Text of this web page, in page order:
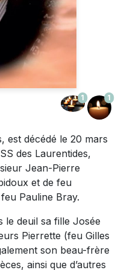
1 1
est décédé le 20 mars
des Laurentides,
Jean-Pierre
et de feu
Pauline Bray.
le deuil sa fille Josée
Pierrette (feu Gilles
son beau-frère
ainsi que d’autres